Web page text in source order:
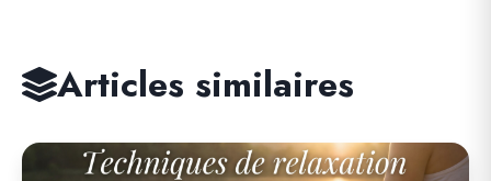
Articles similaires